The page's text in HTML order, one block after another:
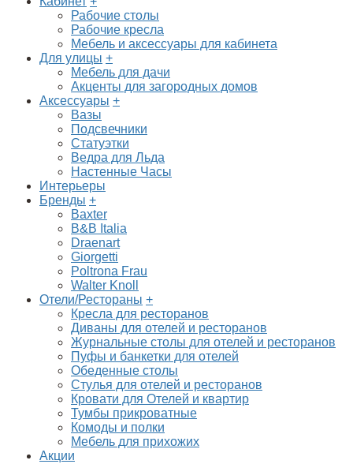
Рабочие столы
Рабочие кресла
Мебель и аксессуары для кабинета
Для улицы +
Мебель для дачи
Акценты для загородных домов
Аксессуары +
Вазы
Подсвечники
Статуэтки
Ведра для Льда
Настенные Часы
Интерьеры
Бренды +
Baxter
B&B Italia
Draenart
Giorgetti
Poltrona Frau
Walter Knoll
Отели/Рестораны +
Кресла для ресторанов
Диваны для отелей и ресторанов
Журнальные столы для отелей и ресторанов
Пуфы и банкетки для отелей
Обеденные столы
Стулья для отелей и ресторанов
Кровати для Отелей и квартир
Тумбы прикроватные
Комоды и полки
Мебель для прихожих
Акции